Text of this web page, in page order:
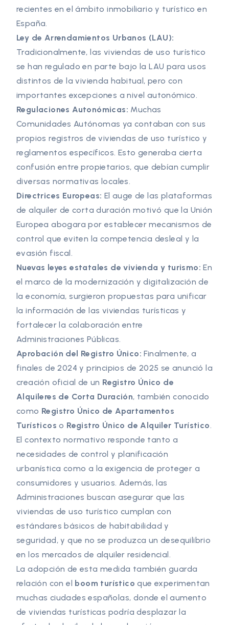
recientes en el ámbito inmobiliario y turístico en
España.
Ley de Arrendamientos Urbanos (LAU):
Tradicionalmente, las viviendas de uso turístico
se han regulado en parte bajo la LAU para usos
distintos de la vivienda habitual, pero con
importantes excepciones a nivel autonómico.
Regulaciones Autonómicas: Muchas
Comunidades Autónomas ya contaban con sus
propios registros de viviendas de uso turístico y
reglamentos específicos. Esto generaba cierta
confusión entre propietarios, que debían cumplir
diversas normativas locales.
Directrices Europeas: El auge de las plataformas
de alquiler de corta duración motivó que la Unión
Europea abogara por establecer mecanismos de
control que eviten la competencia desleal y la
evasión fiscal.
Nuevas leyes estatales de vivienda y turismo: En
el marco de la modernización y digitalización de
la economía, surgieron propuestas para unificar
la información de las viviendas turísticas y
fortalecer la colaboración entre
Administraciones Públicas.
Aprobación del Registro Único: Finalmente, a
finales de 2024 y principios de 2025 se anunció la
creación oficial de un Registro Único de
Alquileres de Corta Duración, también conocido
como Registro Único de Apartamentos
Turísticos o Registro Único de Alquiler Turístico.
El contexto normativo responde tanto a
necesidades de control y planificación
urbanística como a la exigencia de proteger a
consumidores y usuarios. Además, las
Administraciones buscan asegurar que las
viviendas de uso turístico cumplan con
estándares básicos de habitabilidad y
seguridad, y que no se produzca un desequilibrio
en los mercados de alquiler residencial.
La adopción de esta medida también guarda
relación con el boom turístico que experimentan
muchas ciudades españolas, donde el aumento
de viviendas turísticas podría desplazar la